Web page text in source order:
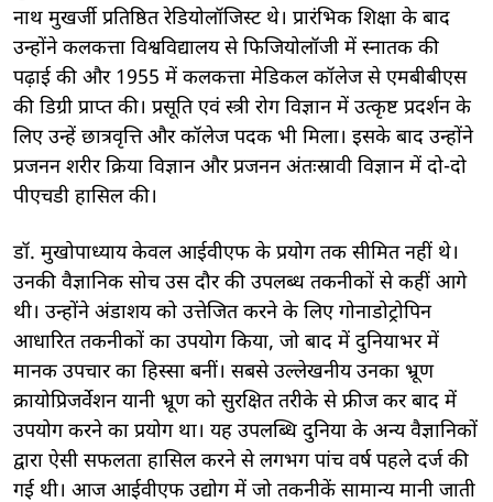
नाथ मुखर्जी प्रतिष्ठित रेडियोलॉजिस्ट थे। प्रारंभिक शिक्षा के बाद
उन्होंने कलकत्ता विश्वविद्यालय से फिजियोलॉजी में स्नातक की
पढ़ाई की और 1955 में कलकत्ता मेडिकल कॉलेज से एमबीबीएस
की डिग्री प्राप्त की। प्रसूति एवं स्त्री रोग विज्ञान में उत्कृष्ट प्रदर्शन के
लिए उन्हें छात्रवृत्ति और कॉलेज पदक भी मिला। इसके बाद उन्होंने
प्रजनन शरीर क्रिया विज्ञान और प्रजनन अंतःस्रावी विज्ञान में दो-दो
पीएचडी हासिल की।
डॉ. मुखोपाध्याय केवल आईवीएफ के प्रयोग तक सीमित नहीं थे।
उनकी वैज्ञानिक सोच उस दौर की उपलब्ध तकनीकों से कहीं आगे
थी। उन्होंने अंडाशय को उत्तेजित करने के लिए गोनाडोट्रोपिन
आधारित तकनीकों का उपयोग किया, जो बाद में दुनियाभर में
मानक उपचार का हिस्सा बनीं। सबसे उल्लेखनीय उनका भ्रूण
क्रायोप्रिजर्वेशन यानी भ्रूण को सुरक्षित तरीके से फ्रीज कर बाद में
उपयोग करने का प्रयोग था। यह उपलब्धि दुनिया के अन्य वैज्ञानिकों
द्वारा ऐसी सफलता हासिल करने से लगभग पांच वर्ष पहले दर्ज की
गई थी। आज आईवीएफ उद्योग में जो तकनीकें सामान्य मानी जाती